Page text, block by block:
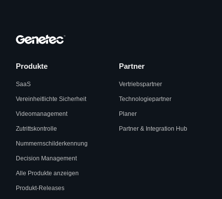
Produkte
SaaS
Vereinheitlichte Sicherheit
Videomanagement
Zutrittskontrolle
Nummernschilderkennung
Decision Management
Alle Produkte anzeigen
Produkt-Releases
Partner
Vertriebspartner
Technologiepartner
Planer
Partner & Integration Hub